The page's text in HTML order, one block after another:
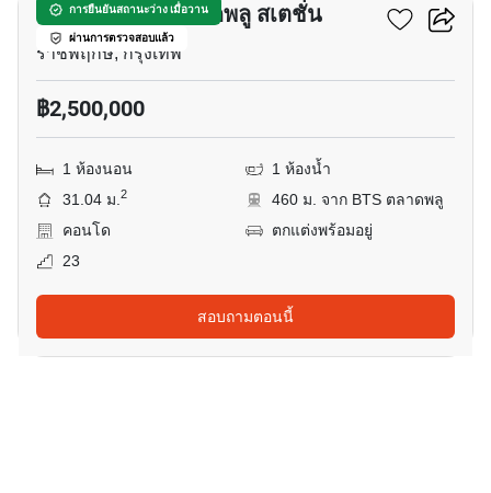
การยืนยันสถานะว่าง เมื่อวาน
ผ่านการตรวจสอบแล้ว
ศุภาลัย ลอฟท์ ตลาดพลู สเตชั่น
ราชพฤกษ์, กรุงเทพ
฿2,500,000
1 ห้องนอน
1 ห้องน้ำ
31.04 ม.2
460 ม. จาก BTS ตลาดพลู
คอนโด
ตกแต่งพร้อมอยู่
23
สอบถามตอนนี้